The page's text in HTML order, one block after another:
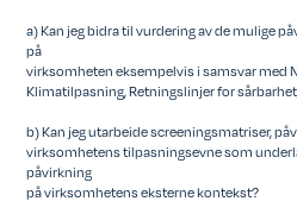
a) Kan jeg bidra til vurdering av de mulige
på
virksomheten eksempelvis i samsvar med
Klimatilpasning, Retningslinjer for
b) Kan jeg utarbeide screeningsmatriser,
virksomhetens tilpasningsevne som
påvirkning
på virksomhetens eksterne kontekst?